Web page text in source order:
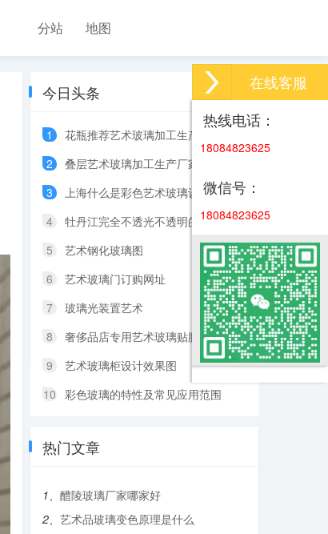
分站 地图
今日头条
1
花瓶推荐艺术玻璃加工生产厂家品
2
叠层艺术玻璃加工生产厂家品有哪些图片
3
上海什么是彩色艺术玻璃设计风格
4
牡丹江完全不透光不透明的玻璃
5
艺术钢化玻璃图
6
艺术玻璃门订购网址
7
玻璃光装置艺术
8
奢侈品店专用艺术玻璃贴膜
9
艺术玻璃柜设计效果图
10 彩色玻璃的特性及常见应用范围
热门文章
1、 醴陵玻璃厂家哪家好
2、 艺术品玻璃变色原理是什么
在线客服
热线电话：
18084823625
微信号：
18084823625